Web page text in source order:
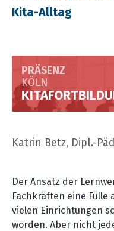
Kita-Alltag
PRÄSENZ
KÖLN
Katrin Betz, Dipl.-
Der Ansatz der
Fachkräften eine
vielen Einrichtungen
worden. Aber nicht